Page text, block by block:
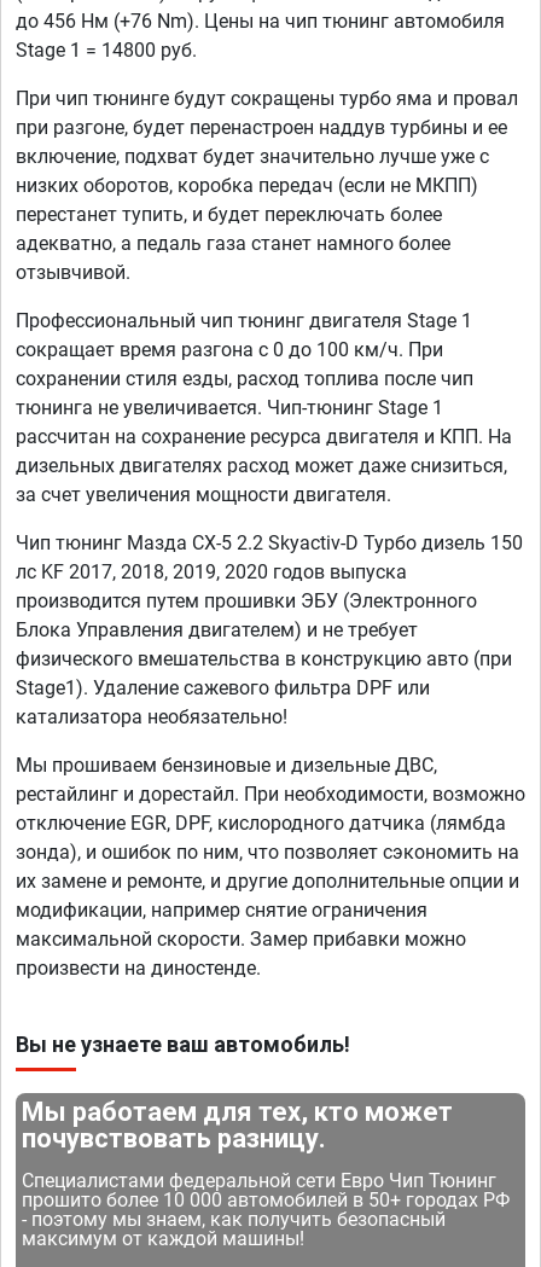
до 456 Нм (+76 Nm). Цены на чип тюнинг автомобиля
Stage 1 = 14800 руб.
При чип тюнинге будут сокращены турбо яма и провал
при разгоне, будет перенастроен наддув турбины и ее
включение, подхват будет значительно лучше уже с
низких оборотов, коробка передач (если не МКПП)
перестанет тупить, и будет переключать более
адекватно, а педаль газа станет намного более
отзывчивой.
Профессиональный чип тюнинг двигателя Stage 1
сокращает время разгона с 0 до 100 км/ч. При
сохранении стиля езды, расход топлива после чип
тюнинга не увеличивается. Чип-тюнинг Stage 1
рассчитан на сохранение ресурса двигателя и КПП. На
дизельных двигателях расход может даже снизиться,
за счет увеличения мощности двигателя.
Чип тюнинг Мазда СХ-5 2.2 Skyactiv-D Турбо дизель 150
лс KF 2017, 2018, 2019, 2020 годов выпуска
производится путем прошивки ЭБУ (Электронного
Блока Управления двигателем) и не требует
физического вмешательства в конструкцию авто (при
Stage1). Удаление сажевого фильтра DPF или
катализатора необязательно!
Мы прошиваем бензиновые и дизельные ДВС,
рестайлинг и дорестайл. При необходимости, возможно
отключение EGR, DPF, кислородного датчика (лямбда
зонда), и ошибок по ним, что позволяет сэкономить на
их замене и ремонте, и другие дополнительные опции и
модификации, например снятие ограничения
максимальной скорости. Замер прибавки можно
произвести на диностенде.
Вы не узнаете ваш автомобиль!
Мы работаем для тех, кто может
почувствовать разницу.
Специалистами федеральной сети Евро Чип Тюнинг
прошито более 10 000 автомобилей в 50+ городах РФ
- поэтому мы знаем, как получить безопасный
максимум от каждой машины!